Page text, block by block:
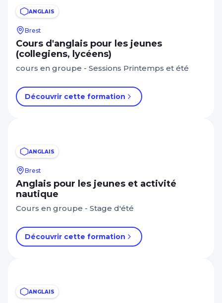
ANGLAIS
Brest
Cours d'anglais pour les jeunes
(collegiens, lycéens)
cours en groupe - Sessions Printemps et été
Découvrir cette formation
ANGLAIS
Brest
Anglais pour les jeunes et activité
nautique
Cours en groupe - Stage d'été
Découvrir cette formation
ANGLAIS